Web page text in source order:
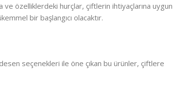
ve özelliklerdeki hurçlar, çiftlerin ihtiyaçlarına uygun
bir başlangıcı olacaktır.
desen seçenekleri ile öne çıkan bu ürünler, çiftlere